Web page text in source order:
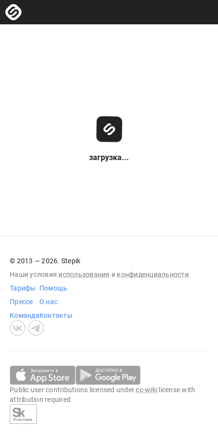
загрузка...
© 2013 — 2026. Stepik
Наши условия использования и конфиденциальности
Тарифы
Прессе
Команда
Помощь
О нас
Контакты
Public user contributions licensed undercc-wiki license with
attribution required